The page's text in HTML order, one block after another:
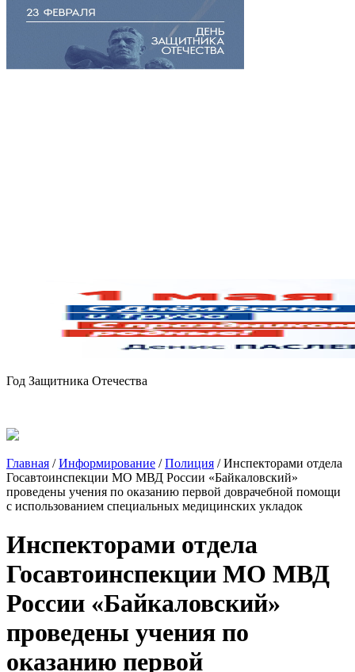
Год Защитника Отечества
Главная /Информирование /Полиция /Инспекторами отдела
Госавтоинспекции МО МВД России «Байкаловский»
проведены учения по оказанию первой доврачебной помощи
с использованием специальных медицинских укладок
Инспекторами отдела
Госавтоинспекции МО МВД
России «Байкаловский»
проведены учения по
оказанию первой